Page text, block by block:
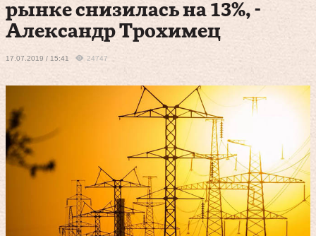
рынке снизилась на 13%, -
Александр Трохимец
17.07.2019 / 15:41 24747